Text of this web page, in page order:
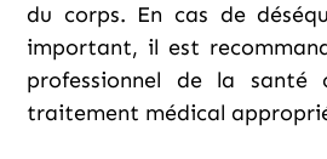
du corps. En cas de
important, il est
professionnel de la santé
traitement médical